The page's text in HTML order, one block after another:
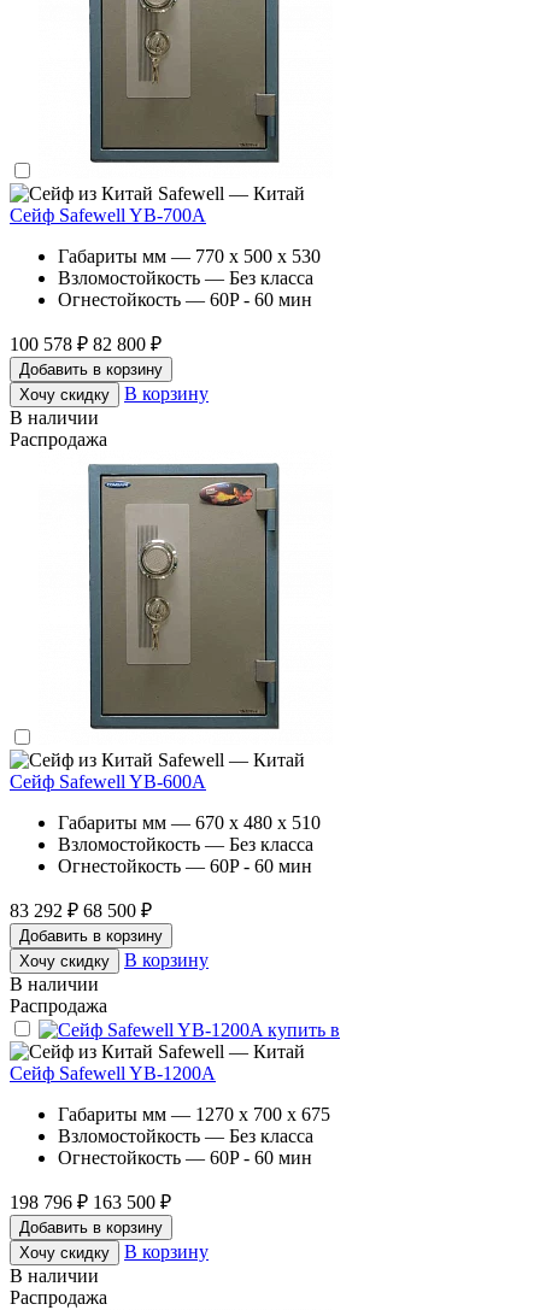
Safewell — Китай
Сейф Safewell YB-700A
Габариты мм — 770 x 500 x 530
Взломостойкость — Без класса
Огнестойкость — 60P - 60 мин
100 578 ₽ 82 800 ₽
Добавить в корзину
Хочу скидку
В корзину
В наличии
Распродажа
Safewell — Китай
Сейф Safewell YB-600A
Габариты мм — 670 x 480 x 510
Взломостойкость — Без класса
Огнестойкость — 60P - 60 мин
83 292 ₽ 68 500 ₽
Добавить в корзину
Хочу скидку
В корзину
В наличии
Распродажа
Safewell — Китай
Сейф Safewell YB-1200A
Габариты мм — 1270 x 700 x 675
Взломостойкость — Без класса
Огнестойкость — 60P - 60 мин
198 796 ₽ 163 500 ₽
Добавить в корзину
Хочу скидку
В корзину
В наличии
Распродажа